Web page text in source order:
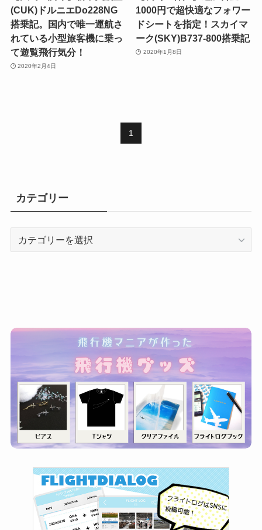
(CUK)ドルニエDo228NG
搭乗記。国内で唯一運航さ
れている小型旅客機に乗っ
て遊覧飛行気分！
2020年2月4日
1000円で超快適なフォワー
ドシートを指定！スカイマ
ーク(SKY)B737-800搭乗記
2020年1月8日
1
カテゴリー